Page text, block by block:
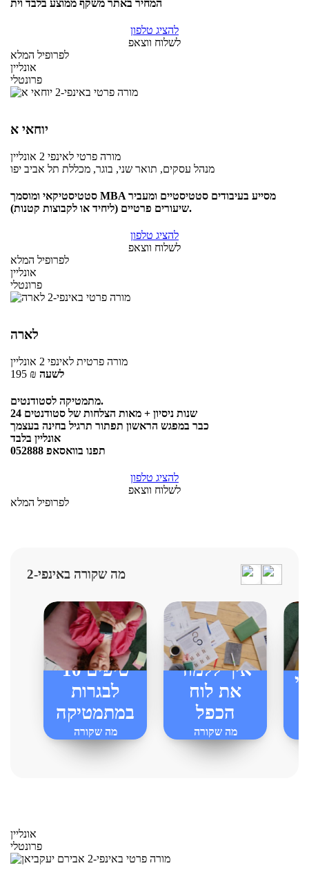
המחיר באתר משקף ממוצע בלבד וית
להציג טלפון
לשלוח ווצאפ
לפרופיל המלא
אונליין
פרונטלי
יוחאי א
מורה פרטי לאינפי 2
אונליין
מנהל עסקים, תואר שני, בוגר, מכללת תל אביב יפו
סטטיסטיקאי ומוסמך MBA מסייע בעיבודים סטטיסטיים ומעביר
שיעורים פרטיים (ליחיד או לקבוצות קטנות).
להציג טלפון
לשלוח ווצאפ
לפרופיל המלא
אונליין
פרונטלי
לארה
מורה פרטית לאינפי 2
אונליין
195 ₪ לשעה
מתמטיקה לסטודנטים.
24 שנות ניסיון + מאות הצלחות של סטודנטים
כבר במפגש הראשון תפתור תרגיל בחינה בעצמך
אונליין בלבד
תפנו בוואסאפ 052888
להציג טלפון
לשלוח ווצאפ
לפרופיל המלא
מה שקורה באינפי-2
10 טיפים
לבגרות
במתמטיקה
מה שקורה
באינפי-2
איך ללמוד
את לוח
הכפל
מה שקורה
באינפי-2
אונליין
פרונטלי